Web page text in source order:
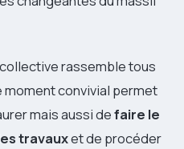
rassemble tous
convivial permet
mais aussi defaire le
travauxet de procéder